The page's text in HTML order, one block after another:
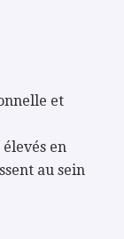
et
en
au sein